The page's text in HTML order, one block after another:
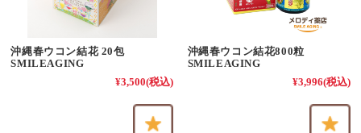
沖縄春ウコン結花 20包
SMILEAGING
¥3,500(税込)
沖縄春ウコン結花800粒
SMILEAGING
¥3,996(税込)